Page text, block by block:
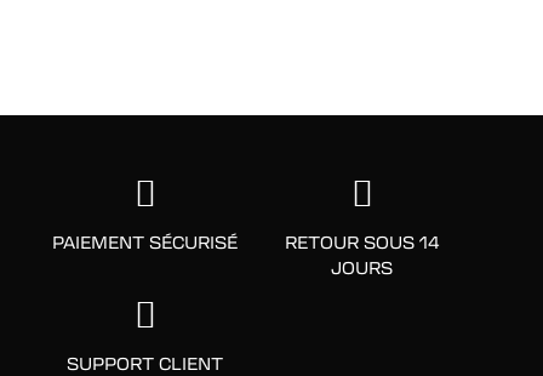
PAIEMENT SÉCURISÉ
RETOUR SOUS 14
JOURS
SUPPORT CLIENT